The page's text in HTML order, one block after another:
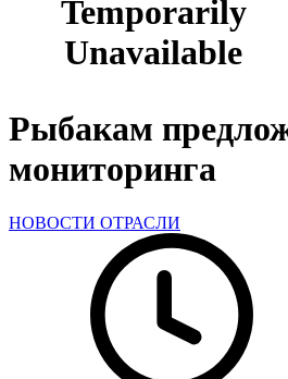
Рыбакам
мониторинга
НОВОСТИ ОТРАСЛИ